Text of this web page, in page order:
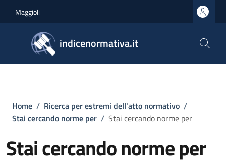
Maggioli
indicenormativa.it
Briciole di pane
Home / Ricerca per estremi dell'atto normativo /
Stai cercando norme per / Stai cercando norme per
Stai cercando norme per